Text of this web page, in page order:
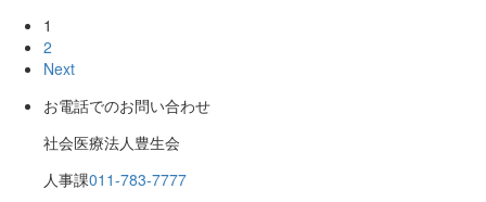
1
2
Next
お電話でのお問い合わせ
社会医療法人豊生会
人事課011-783-7777